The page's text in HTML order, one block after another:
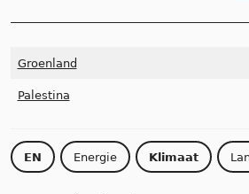
Groenland
Palestina
EN Energie Klimaat